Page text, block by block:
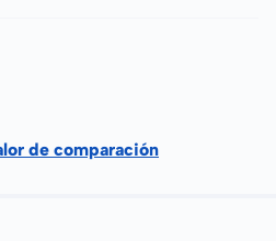
de comparación